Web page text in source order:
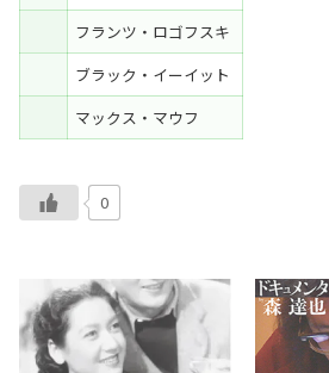
フランツ・ロゴフスキ
ブラック・イーイット
マックス・マウフ
0